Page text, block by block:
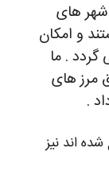
شهر های
و امکان
گردد . ما
مرز های
.
اند نیز